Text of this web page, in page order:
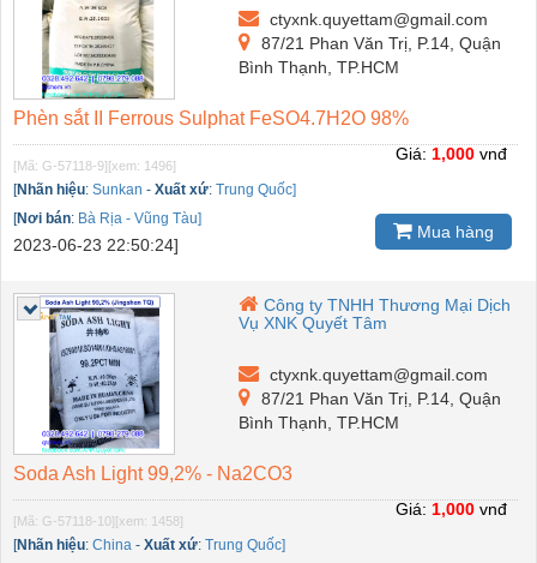
ctyxnk.quyettam@gmail.com
87/21 Phan Văn Trị, P.14, Quận
Bình Thạnh, TP.HCM
Phèn sắt II Ferrous Sulphat FeSO4.7H2O 98%
[Mã: G-57118-9][xem: 1496]
[Nhãn hiệu: Sunkan - Xuất xứ: Trung Quốc]
[Nơi bán: Bà Rịa - Vũng Tàu]
2023-06-23 22:50:24]
Giá: 1,000 vnđ
Mua hàng
Công ty TNHH Thương Mại Dịch
Vụ XNK Quyết Tâm
ctyxnk.quyettam@gmail.com
87/21 Phan Văn Trị, P.14, Quận
Bình Thạnh, TP.HCM
Soda Ash Light 99,2% - Na2CO3
[Mã: G-57118-10][xem: 1458]
[Nhãn hiệu: China - Xuất xứ: Trung Quốc]
Giá: 1,000 vnđ